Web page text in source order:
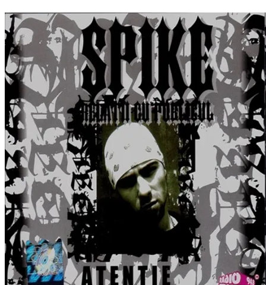
Pagina externă
Pagina externă
Pagina externă
Pagina externă
Pagina externă
Vezi pagina artistului